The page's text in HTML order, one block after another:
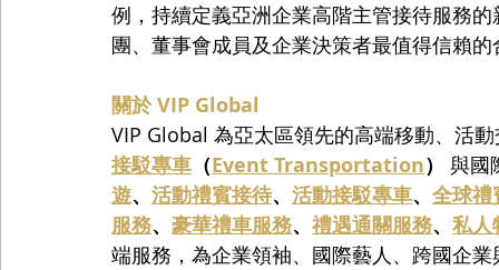
例，持續定義亞洲企業高階主管接待服務
團、董事會成員及企業決策者最值得信賴
關於 VIP Global
VIP Global 為亞太區領先的高端移動、活
接駁專車 （Event Transportation） 與國
遊、 活動禮賓接待、 活動接駁專車、 全球禮
服務、 豪華禮車服務、 禮遇通關服務、 私人
端服務，為企業領袖、國際藝人、跨國企